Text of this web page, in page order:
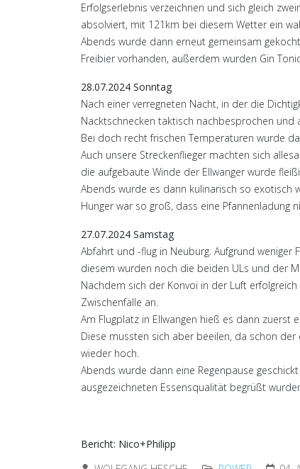
Erfolgserlebnis verzeichnen und sich gleich
absolviert, mit 121km bei diesem Wetter ein
Abends wurde dann erneut gemeinsam
Freibier vorhanden, außerdem wurden Gin
28.07.2024 Sonntag
Nach einer verregneten Nacht, in der die
Nacktschnecken taktisch nachbesprochen und
Bei doch recht frischen Temperaturen wurde
Auch unsere Streckenflieger machten sich
die aufgebaute Winde der Ellwanger wurde
Abends wurde es dann kulinarisch so exotisch
Hunger war so groß, dass eine
27.07.2024 Samstag
Abfahrt und -flug in Neuburg. Aufgrund
diesem wurden noch die beiden ULs und der
Nachdem sich der Konvoi in der Luft
Zwischenfälle an.
Am Flugplatz in Ellwangen hieß es dann
Diese mussten sich aber beeilen, da schon
wieder hoch.
Abends wurde dann eine Regenpause
ausgezeichneten Essensqualität begrüßt
Bericht: Nico+Philipp